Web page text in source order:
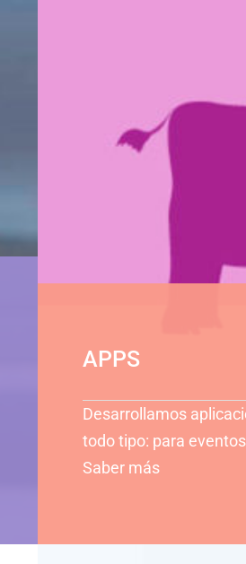
APPS
Desarrollamos
todo tipo: para
Saber más